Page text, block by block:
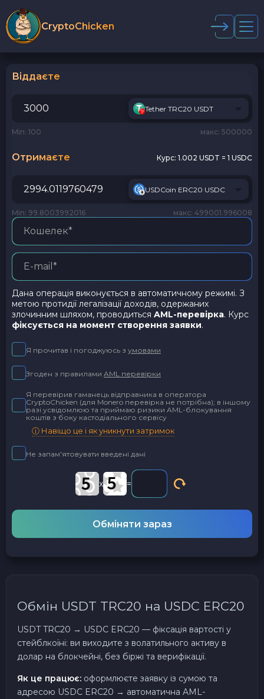
CryptoChicken
Віддаєте
Tether TRC20 USDT
Min: 100 макс: 500000
Отримаєте Курс: 1.002 USDT = 1 USDC
USDCoin ERC20 USDC
Min: 99.8003992016 макс: 499001.996008
Дана операція виконується в автоматичному режимі. З
метою протидії легалізації доходів, одержаних
злочинним шляхом, проводиться AML-перевірка. Курс
фіксується на момент створення заявки.
Я прочитав і погоджуюсь з умовами
Згоден з правилами AML перевірки
Я перевірив гаманець відправника в оператора
CryptoChicken (для Monero перевірка не потрібна); в іншому
разі усвідомлюю та приймаю ризики AML-блокування
коштів з боку кастодіального сервісу
ⓘ Навіщо це і як уникнути затримок
Не запам'ятовувати введені дані
x =
Обміняти зараз
Обмін USDT TRC20 на USDC ERC20
USDT TRC20 → USDC ERC20 — фіксація вартості у
стейблкоїні: ви виходите з волатильного активу в
долар на блокчейні, без біржі та верифікації.
Як це працює: оформлюєте заявку із сумою та
адресою USDC ERC20 → автоматична AML-